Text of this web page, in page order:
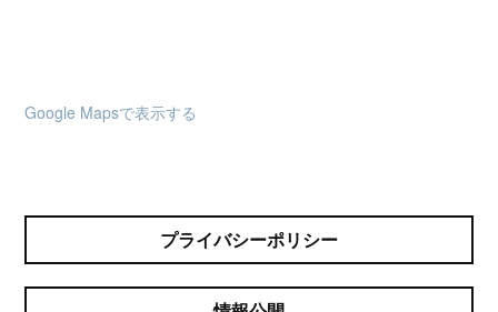
Google Mapsで表示する
プライバシーポリシー